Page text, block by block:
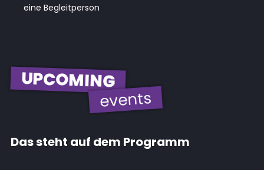
eine Begleitperson
UPCOMING
events
Das steht auf dem Programm